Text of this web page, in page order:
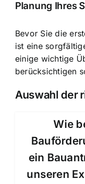
Planung Ihres
Bevor Sie die
ist eine
einige wichtige
berücksichtigen
Auswahl der
Wie
ein
unseren